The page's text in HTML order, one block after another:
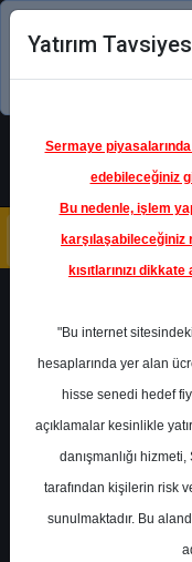
Şimdi
Hedef
Getiri
Yatırım
Sermaye
edebileceğiniz
Bu nedenle, işlem
karşılaşabileceğiniz
kısıtlarınızı
"Bu internet
hesaplarında yer alan
hisse senedi hedef
açıklamalar kesinlikle
danışmanlığı
tarafından kişilerin risk
sunulmaktadır. Bu